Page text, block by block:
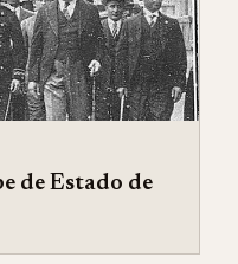
de Estado de